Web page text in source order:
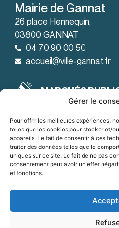
Gérer le
Pour offrir les meilleures expériences,
telles que les cookies pour stocker et/
appareils. Le fait de consentir à ces
traiter des données telles que le
uniques sur ce site. Le fait de ne pas
consentement peut avoir un effet
et fonctions.
Mairie de Gannat
26 place Hennequin,
03800 GANNAT
04 70 90 00 50
accueil@ville-gannat.fr
MARCHÉS
Horaires
Le lundi: de 08h30 à 12h
Le mardi: de 08h30 à 12h
Du mercredi au
de 8h30 à 12h et de 14h à
OFFRES